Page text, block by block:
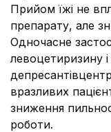
Прийом їжі не
препарату, але
Одночасне
левоцетиризину
вразливих
зниження
роботи.